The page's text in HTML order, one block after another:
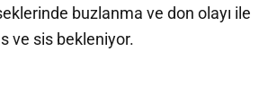
buzlanma ve don olayı ile
ve sis bekleniyor.